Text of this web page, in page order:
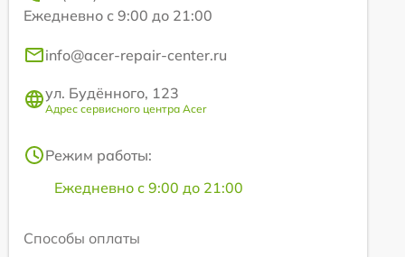
Ежедневно с 9:00 до 21:00
info@acer-repair-center.ru
ул. Будённого, 123
Адрес сервисного центра Acer
Режим работы:
Ежедневно с 9:00 до 21:00
Способы оплаты